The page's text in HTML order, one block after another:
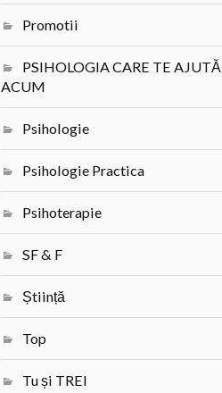
Promotii
PSIHOLOGIA CARE TE AJUTĂ
ACUM
Psihologie
Psihologie Practica
Psihoterapie
SF & F
Știință
Top
Tu și TREI